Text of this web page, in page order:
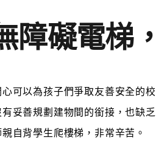
障礙電梯
可以為孩子們爭取友善安全的校
妥善規劃建物間的銜接，也缺
自背學生爬樓梯，非常辛苦。